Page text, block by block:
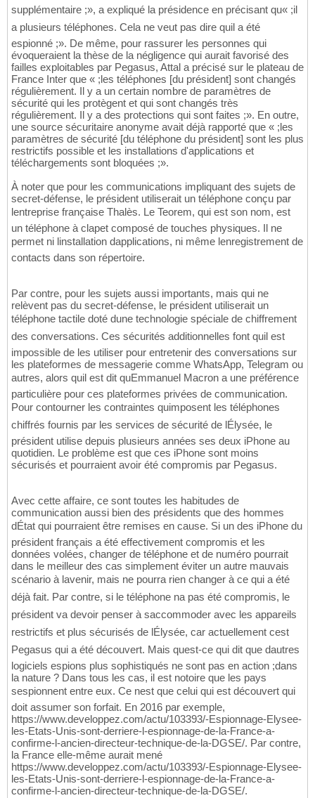
supplémentaire ;», a expliqué la présidence en précisant qu« ;il
a plusieurs téléphones. Cela ne veut pas dire quil a été
espionné ;». De même, pour rassurer les personnes qui
évoqueraient la thèse de la négligence qui aurait favorisé des
failles exploitables par Pegasus, Attal a précisé sur le plateau de
France Inter que « ;les téléphones [du président] sont changés
régulièrement. Il y a un certain nombre de paramètres de
sécurité qui les protègent et qui sont changés très
régulièrement. Il y a des protections qui sont faites ;». En outre,
une source sécuritaire anonyme avait déjà rapporté que « ;les
paramètres de sécurité [du téléphone du président] sont les plus
restrictifs possible et les installations d'applications et
téléchargements sont bloquées ;».
À noter que pour les communications impliquant des sujets de
secret-défense, le président utiliserait un téléphone conçu par
lentreprise française Thalès. Le Teorem, qui est son nom, est
un téléphone à clapet composé de touches physiques. Il ne
permet ni linstallation dapplications, ni même lenregistrement de
contacts dans son répertoire.
Par contre, pour les sujets aussi importants, mais qui ne
relèvent pas du secret-défense, le président utiliserait un
téléphone tactile doté dune technologie spéciale de chiffrement
des conversations. Ces sécurités additionnelles font quil est
impossible de les utiliser pour entretenir des conversations sur
les plateformes de messagerie comme WhatsApp, Telegram ou
autres, alors quil est dit quEmmanuel Macron a une préférence
particulière pour ces plateformes privées de communication.
Pour contourner les contraintes quimposent les téléphones
chiffrés fournis par les services de sécurité de lÉlysée, le
président utilise depuis plusieurs années ses deux iPhone au
quotidien. Le problème est que ces iPhone sont moins
sécurisés et pourraient avoir été compromis par Pegasus.
Avec cette affaire, ce sont toutes les habitudes de
communication aussi bien des présidents que des hommes
dÉtat qui pourraient être remises en cause. Si un des iPhone du
président français a été effectivement compromis et les
données volées, changer de téléphone et de numéro pourrait
dans le meilleur des cas simplement éviter un autre mauvais
scénario à lavenir, mais ne pourra rien changer à ce qui a été
déjà fait. Par contre, si le téléphone na pas été compromis, le
président va devoir penser à saccommoder avec les appareils
restrictifs et plus sécurisés de lÉlysée, car actuellement cest
Pegasus qui a été découvert. Mais quest-ce qui dit que dautres
logiciels espions plus sophistiqués ne sont pas en action ;dans
la nature ? Dans tous les cas, il est notoire que les pays
sespionnent entre eux. Ce nest que celui qui est découvert qui
doit assumer son forfait. En 2016 par exemple,
https://www.developpez.com/actu/103393/-Espionnage-Elysee-
les-Etats-Unis-sont-derriere-l-espionnage-de-la-France-a-
confirme-l-ancien-directeur-technique-de-la-DGSE/. Par contre,
la France elle-même aurait mené
https://www.developpez.com/actu/103393/-Espionnage-Elysee-
les-Etats-Unis-sont-derriere-l-espionnage-de-la-France-a-
confirme-l-ancien-directeur-technique-de-la-DGSE/.